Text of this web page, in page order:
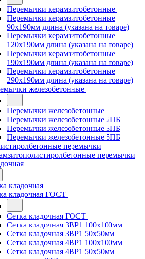
Перемычки керамзитобетонные
Перемычки керамзитобетонные
90x190мм длина (указана на товаре)
Перемычки керамзитобетонные
120x190мм длина (указана на товаре)
Перемычки керамзитобетонные
190x190мм длина (указана на товаре)
Перемычки керамзитобетонные
290x190мм длина (указана на товаре)
железобетонные
Перемычки железобетонные
Перемычки железобетонные 2ПБ
Перемычки железобетонные 3ПБ
Перемычки железобетонные 5ПБ
перемычки
перемычки
кладочная
кладочная ГОСТ
Сетка кладочная ГОСТ
Сетка кладочная 3ВР1 100x100мм
Сетка кладочная 3ВР1 50x50мм
Сетка кладочная 4ВР1 100x100мм
Сетка кладочная 4ВР1 50x50мм